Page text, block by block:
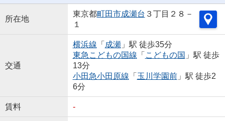
所在地
東京都町田市成瀬台 ３丁目２８－
１
交通
横浜線 「 成瀬 」駅 徒歩35分
東急こどもの国線 「 こどもの国 」駅 徒歩
13分
小田急小田原線 「 玉川学園前」駅 徒歩2
6分
賃料 -